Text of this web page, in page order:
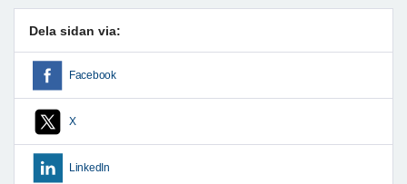
Dela sidan via:
Facebook
X
LinkedIn